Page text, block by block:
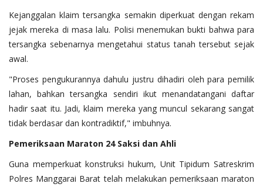
Kejanggalan klaim tersangka semakin diperkuat dengan rekam
jejak mereka di masa lalu. Polisi menemukan bukti bahwa para
tersangka sebenarnya mengetahui status tanah tersebut sejak
awal.
"Proses pengukurannya dahulu justru dihadiri oleh para pemilik
lahan, bahkan tersangka sendiri ikut menandatangani daftar
hadir saat itu. Jadi, klaim mereka yang muncul sekarang sangat
tidak berdasar dan kontradiktif," imbuhnya.
Pemeriksaan Maraton 24 Saksi dan Ahli
Guna memperkuat konstruksi hukum, Unit Tipidum Satreskrim
Polres Manggarai Barat telah melakukan pemeriksaan maraton